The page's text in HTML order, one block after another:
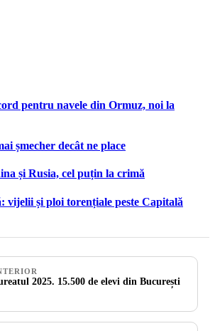
pentru navele din Ormuz, noi la
șmecher decât ne place
și Rusia, cel puțin la crimă
vijelii și ploi torențiale peste Capitală
2025. 15.500 de elevi din București